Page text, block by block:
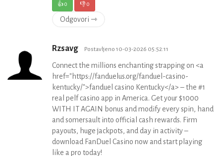
👍0 👎0
Odgovori ⇾
Rzsavg Postavljeno 10-03-2026 05:52:11
Connect the millions enchanting strapping on <a
href="https://fanduelus.org/fanduel-casino-
kentucky/">fanduel casino Kentucky</a> – the #1
real pelf casino app in America. Get your $1000
WITH IT AGAIN bonus and modify every spin, hand
and somersault into official cash rewards. Firm
payouts, huge jackpots, and day in activity –
download FanDuel Casino now and start playing
like a pro today!